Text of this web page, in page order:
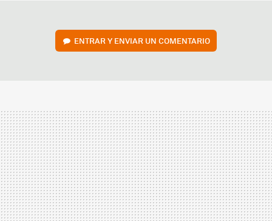
ENTRAR Y ENVIAR UN COMENTARIO